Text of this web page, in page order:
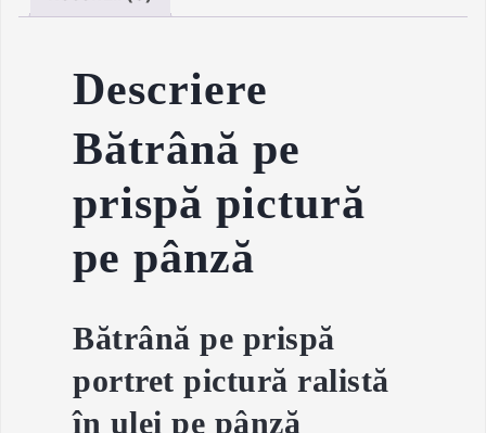
Descriere
Bătrână pe
prispă pictură
pe pânză
Bătrână pe prispă
portret pictură ralistă
în ulei pe pânză